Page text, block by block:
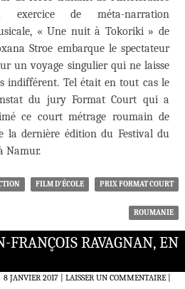
exercice de méta-narration
« Une nuit à Tokoriki » de
Stroe embarque le spectateur
un voyage singulier qui ne laisse
indifférent. Tel était en tout cas le
du jury Format Court qui a
ce court métrage roumain de
la dernière édition du Festival du
Namur.
FILM D'ÉCOLE PRIX FORMAT COURT
ROUMANIE
FRANÇOIS RAVAGNAN, EN
8 JANVIER 2017 LAISSER UN COMMENTAIRE|